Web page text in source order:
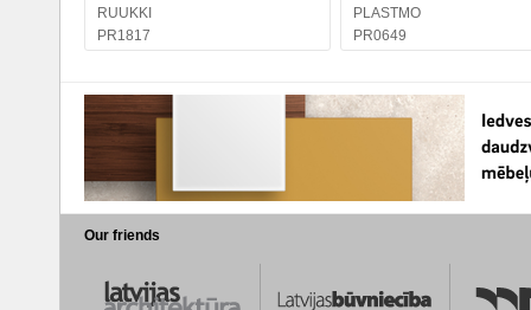
RUUKKI
PR1817
PLASTMO
PR0649
Our friends